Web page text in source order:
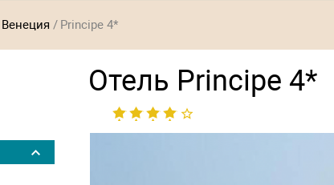
Венеция / Principe 4*
Отель Principe 4*